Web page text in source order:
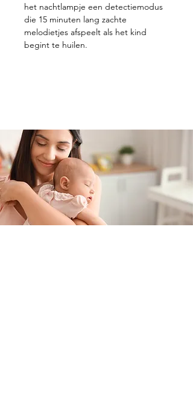
het nachtlampje een detectiemodus
die 15 minuten lang zachte
melodietjes afspeelt als het kind
begint te huilen.